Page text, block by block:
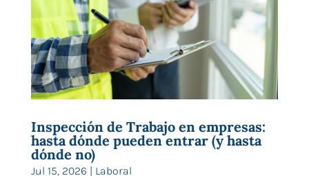
Inspección de Trabajo en empresas:
hasta dónde pueden entrar (y hasta
dónde no)
Jul 15, 2026 | Laboral